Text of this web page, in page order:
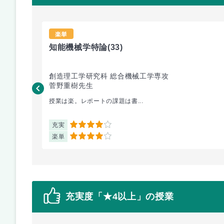
楽単
知能機械学特論(33)
創造理工学研究科 総合機械工学専攻
菅野重樹先生
授業は楽。レポートの課題は書...
充実 4
楽単 4
充実度「★4以上」の授業